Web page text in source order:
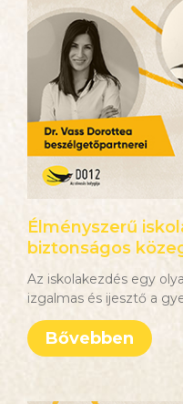
Élményszerű
biztonságos
Az iskolakezdés egy
izgalmas és ijesztő a
Bővebben